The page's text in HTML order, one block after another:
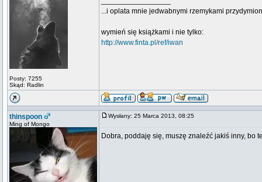
Posty: 7255
Skąd: Radlin
...i oplata mnie jedwabnymi rzemykami
wymień się książkami i nie tylko:
http://www.finta.pl/ref/iwan
thinspoon
Ming of Mongo
Wysłany: 25 Marca 2013, 08:25
Dobra, poddaję się, muszę znaleźć jakiś inny, bo